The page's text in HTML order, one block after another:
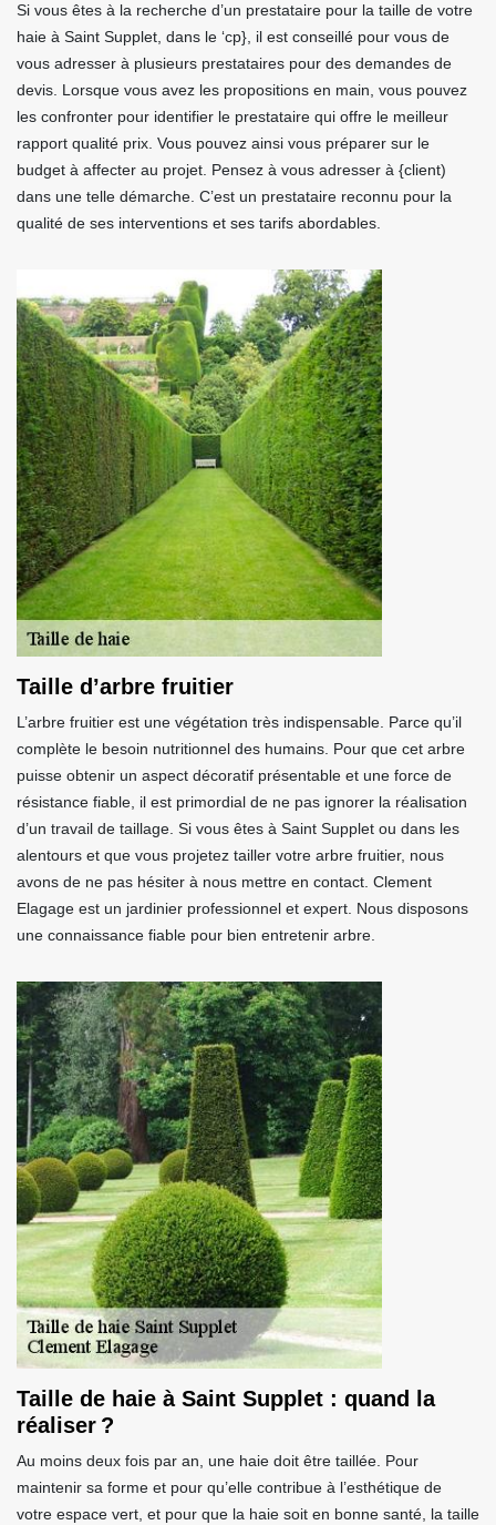
Si vous êtes à la recherche d’un prestataire pour la taille de votre
haie à Saint Supplet, dans le ‘cp}, il est conseillé pour vous de
vous adresser à plusieurs prestataires pour des demandes de
devis. Lorsque vous avez les propositions en main, vous pouvez
les confronter pour identifier le prestataire qui offre le meilleur
rapport qualité prix. Vous pouvez ainsi vous préparer sur le
budget à affecter au projet. Pensez à vous adresser à {client)
dans une telle démarche. C’est un prestataire reconnu pour la
qualité de ses interventions et ses tarifs abordables.
Taille d’arbre fruitier
L’arbre fruitier est une végétation très indispensable. Parce qu’il
complète le besoin nutritionnel des humains. Pour que cet arbre
puisse obtenir un aspect décoratif présentable et une force de
résistance fiable, il est primordial de ne pas ignorer la réalisation
d’un travail de taillage. Si vous êtes à Saint Supplet ou dans les
alentours et que vous projetez tailler votre arbre fruitier, nous
avons de ne pas hésiter à nous mettre en contact. Clement
Elagage est un jardinier professionnel et expert. Nous disposons
une connaissance fiable pour bien entretenir arbre.
Taille de haie à Saint Supplet : quand la
réaliser ?
Au moins deux fois par an, une haie doit être taillée. Pour
maintenir sa forme et pour qu’elle contribue à l’esthétique de
votre espace vert, et pour que la haie soit en bonne santé, la taille